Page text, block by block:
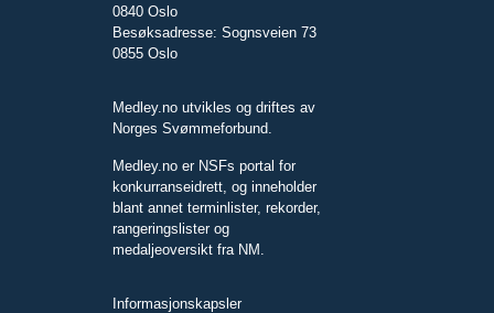
0840 Oslo
Besøksadresse: Sognsveien 73
0855 Oslo
Medley.no utvikles og driftes av
Norges Svømmeforbund.
Medley.no er NSFs portal for
konkurranseidrett, og inneholder
blant annet terminlister, rekorder,
rangeringslister og
medaljeoversikt fra NM.
Informasjonskapsler